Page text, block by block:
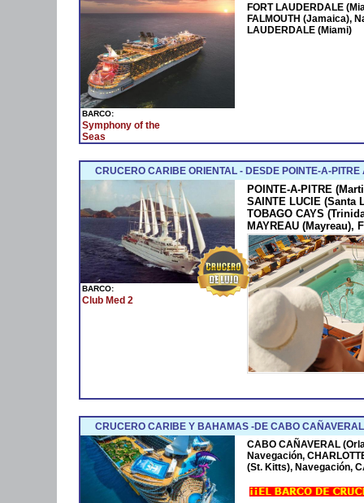
BARCO:
Symphony of the
Seas
FORT LAUDERDALE
FALMOUTH (Jamaica),
LAUDERDALE (Miami)
CRUCERO CARIBE ORIENTAL - DESDE POINTE-A-PITRE
BARCO:
Club Med 2
POINTE-A-PITRE
SAINTE LUCIE (Santa
TOBAGO CAYS
MAYREAU (Mayreau),
CRUCERO CARIBE Y BAHAMAS -DE CABO
CABO CAÑAVERAL
Navegación,
(St. Kitts), Navegación,